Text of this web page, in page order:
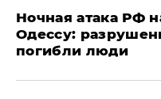
​Ночная атака РФ
Одессу:
погибли люди